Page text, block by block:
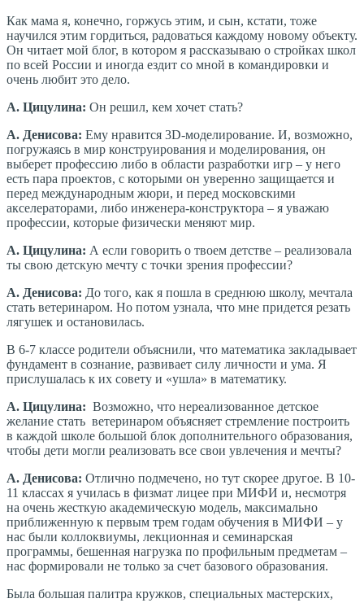
Как мама я, конечно, горжусь этим, и сын, кстати, тоже
научился этим гордиться, радоваться каждому новому объекту.
Он читает мой блог, в котором я рассказываю о стройках школ
по всей России и иногда ездит со мной в командировки и
очень любит это дело.
А. Цицулина: Он решил, кем хочет стать?
А. Денисова: Ему нравится 3D-моделирование. И, возможно,
погружаясь в мир конструирования и моделирования, он
выберет профессию либо в области разработки игр – у него
есть пара проектов, с которыми он уверенно защищается и
перед международным жюри, и перед московскими
акселераторами, либо инженера-конструктора – я уважаю
профессии, которые физически меняют мир.
А. Цицулина: А если говорить о твоем детстве – реализовала
ты свою детскую мечту с точки зрения профессии?
А. Денисова: До того, как я пошла в среднюю школу, мечтала
стать ветеринаром. Но потом узнала, что мне придется резать
лягушек и остановилась.
В 6-7 классе родители объяснили, что математика закладывает
фундамент в сознание, развивает силу личности и ума. Я
прислушалась к их совету и «ушла» в математику.
А. Цицулина: Возможно, что нереализованное детское
желание стать ветеринаром объясняет стремление построить
в каждой школе большой блок дополнительного образования,
чтобы дети могли реализовать все свои увлечения и мечты?
А. Денисова: Отлично подмечено, но тут скорее другое. В 10-
11 классах я училась в физмат лицее при МИФИ и, несмотря
на очень жесткую академическую модель, максимально
приближенную к первым трем годам обучения в МИФИ – у
нас были коллоквиумы, лекционная и семинарская
программы, бешенная нагрузка по профильным предметам –
нас формировали не только за счет базового образования.
Была большая палитра кружков, специальных мастерских,